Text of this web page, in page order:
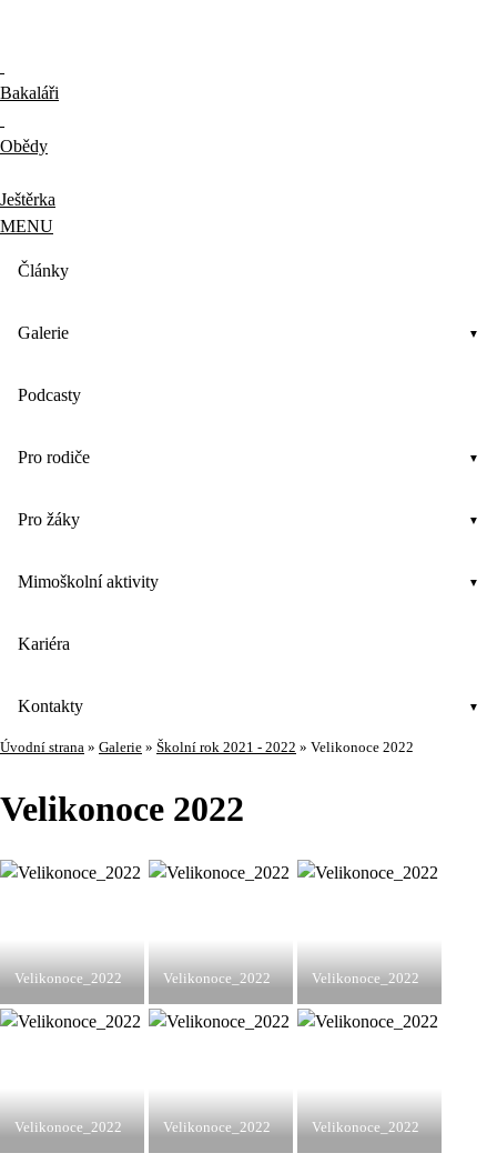
Bakaláři
Obědy
Ještěrka
MENU
Články
Galerie
Podcasty
Pro rodiče
Pro žáky
Mimoškolní aktivity
Kariéra
Kontakty
Úvodní strana » Galerie » Školní rok 2021 - 2022 » Velikonoce 2022
Velikonoce 2022
Velikonoce_2022 Velikonoce_2022 Velikonoce_2022
Velikonoce_2022 Velikonoce_2022 Velikonoce_2022